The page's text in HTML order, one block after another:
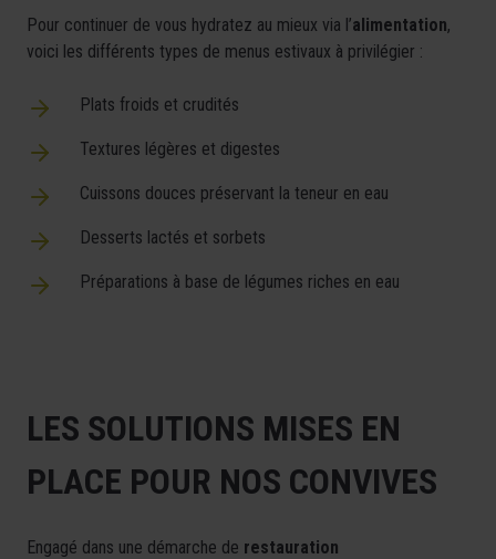
Pour continuer de vous hydratez au mieux via l’alimentation,
voici les différents types de menus estivaux à privilégier :
Plats froids et crudités
Textures légères et digestes
Cuissons douces préservant la teneur en eau
Desserts lactés et sorbets
Préparations à base de légumes riches en eau
LES SOLUTIONS MISES EN
PLACE POUR NOS CONVIVES
Engagé dans une démarche de restauration